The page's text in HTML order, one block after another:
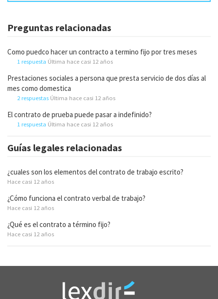
Preguntas relacionadas
Como puedco hacer un contracto a termino fijo por tres meses
1 respuesta Última hace casi 12 años
Prestaciones sociales a persona que presta servicio de dos días al
mes como domestica
2 respuestas Última hace casi 12 años
El contrato de prueba puede pasar a indefinido?
1 respuesta Última hace casi 12 años
Guías legales relacionadas
¿cuales son los elementos del contrato de trabajo escrito?
Hace casi 12 años
¿Cómo funciona el contrato verbal de trabajo?
Hace casi 12 años
¿Qué es el contrato a término fijo?
Hace casi 12 años